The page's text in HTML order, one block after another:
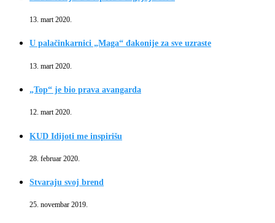
13. mart 2020.
U palačinkarnici „Maga“ đakonije za sve uzraste
13. mart 2020.
„Top“ je bio prava avangarda
12. mart 2020.
KUD Idijoti me inspirišu
28. februar 2020.
Stvaraju svoj brend
25. novembar 2019.